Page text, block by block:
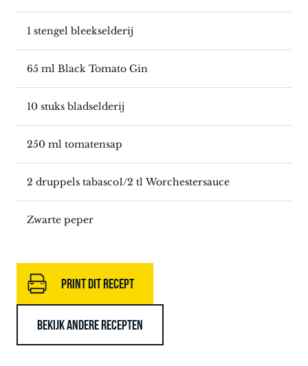
1 stengel bleekselderij
65 ml Black Tomato Gin
10 stuks bladselderij
250 ml tomatensap
2 druppels tabasco1/2 tl Worchestersauce
Zwarte peper
PRINT DIT RECEPT
BEKIJK ANDERE RECEPTEN